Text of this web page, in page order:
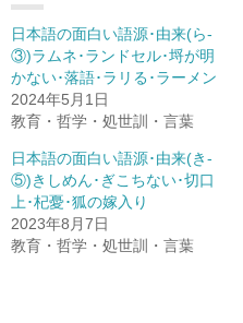
日本語の面白い語源･由来(ら-
③)ラムネ･ランドセル･埒が明
かない･落語･ラリる･ラーメン
2024年5月1日
教育・哲学・処世訓・言葉
日本語の面白い語源･由来(き-
⑤)きしめん･ぎこちない･切口
上･杞憂･狐の嫁入り
2023年8月7日
教育・哲学・処世訓・言葉